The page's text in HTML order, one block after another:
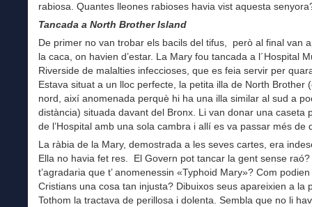
rabiosa. Quantes lleones rabioses havia vist aquesta
Tancada a North Brother Island
De primer no van trobar els bacils del tifus, però al final van
la caca, on havien d’estar. La Mary fou tancada a l´Hospital
Riverside de malalties infeccioses, que es feia servir per
Estava situat a un lloc perfecte, la petita illa de North Brother
nord, així anomenada perquè hi ha una illa similar al sud a
distància) situada davant del Bronx. Li van donar una caseta
de l’Hospital amb una sola cambra i allí es va passar més de
La ràbia de la Mary, demostrada a les seves cartes, era
Ella no havia fet res. El Govern pot tancar la gent sense raó?
t’agradaria que t’ anomenessin «Typhoid Mary»? Com
Cristians una cosa tan injusta? Dibuixos seus apareixien a la
Tothom la tractava de perillosa i dolenta. Sembla que no li